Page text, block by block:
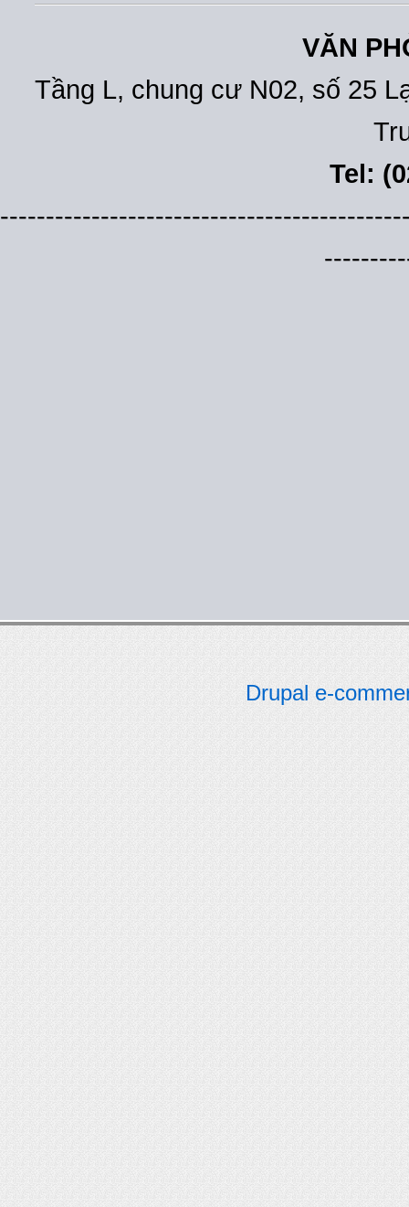
VĂN
Tầng L, chung cư N02, số 25
Tel:
Drupal e-